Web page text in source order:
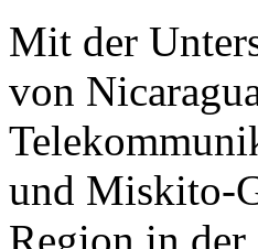
Mit der
von
und Miskito-